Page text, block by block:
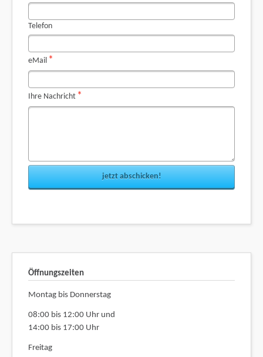
Telefon
Pflichtfeld
eMail *
Pflichtfeld
Ihre Nachricht *
jetzt abschicken!
Öffnungszeiten
Montag bis Donnerstag
08:00 bis 12:00 Uhr und
14:00 bis 17:00 Uhr
Freitag